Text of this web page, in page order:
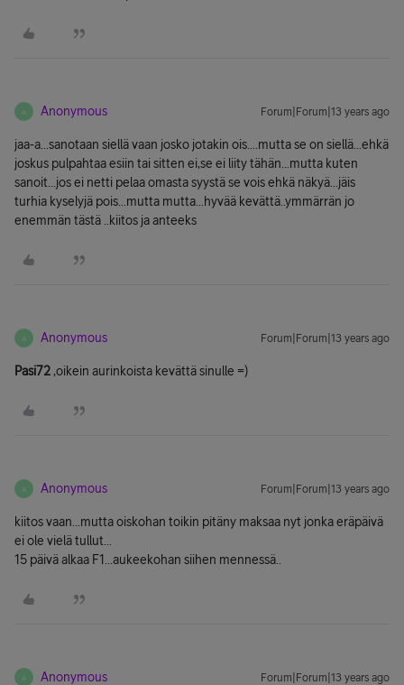
A Anonymous Forum|Forum|13 years ago
jaa-a...sanotaan siellä vaan josko jotakin ois....mutta se on siellä...ehkä
joskus pulpahtaa esiin tai sitten ei,se ei liity tähän...mutta kuten
sanoit...jos ei netti pelaa omasta syystä se vois ehkä näkyä...jäis
turhia kyselyjä pois...mutta mutta...hyvää kevättä..ymmärrän jo
enemmän tästä ..kiitos ja anteeks
A Anonymous Forum|Forum|13 years ago
Pasi72 ,oikein aurinkoista kevättä sinulle =)
A Anonymous Forum|Forum|13 years ago
kiitos vaan...mutta oiskohan toikin pitäny maksaa nyt jonka eräpäivä
ei ole vielä tullut...
15 päivä alkaa F1...aukeekohan siihen mennessä..
A Anonymous Forum|Forum|13 years ago